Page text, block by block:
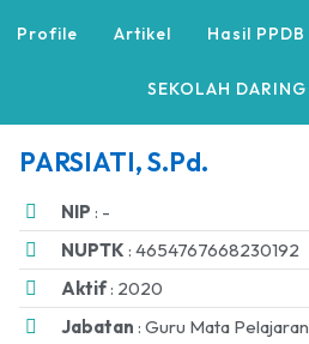
Profile Artikel Hasil PPDB
SEKOLAH DARING
PARSIATI, S.Pd.
NIP : -
NUPTK : 4654767668230192
Aktif: 2020
Jabatan : Guru Mata Pelajaran